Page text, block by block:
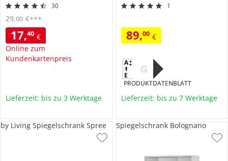
30
17,40 €
Online zum
Kundenkartenpreis
29,00 €***
Lieferzeit: bis zu 3 Werktage
1
89,00 €
G
PRODUKTDATENBLATT
Lieferzeit: bis zu 7 Werktage
by Living Spiegelschrank Spree Spiegelschrank Bolognano